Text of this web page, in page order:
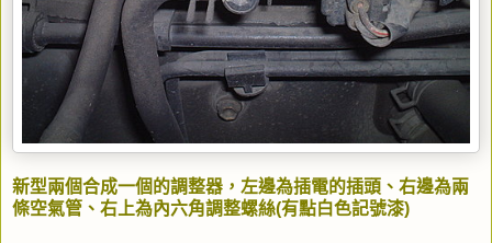
新型兩個合成一個的調整器，左邊為插電的插頭、右邊為兩
條空氣管、右上為內六角調整螺絲(有點白色記號漆)